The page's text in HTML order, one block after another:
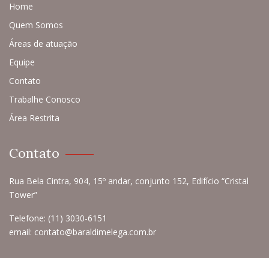
Home
Quem Somos
Áreas de atuação
Equipe
Contato
Trabalhe Conosco
Área Restrita
Contato
Rua Bela Cintra, 904, 15º andar, conjunto 152, Edifício “Cristal
Tower”
Telefone: (11) 3030-6151
email: contato@baraldimelega.com.br